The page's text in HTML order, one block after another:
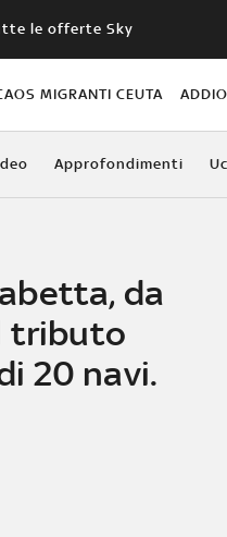
le offerte Sky
MIGRANTI CEUTA
Approfondimenti
da
tributo
20 navi.